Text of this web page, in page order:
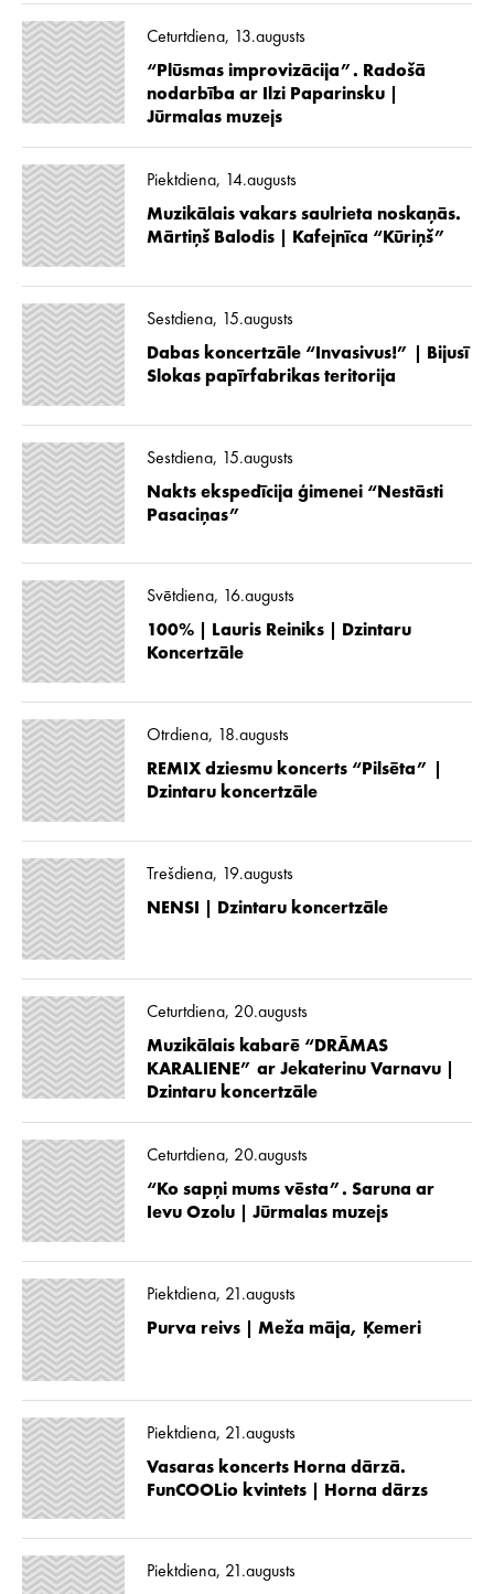
Ceturtdiena, 13.augusts
“Plūsmas improvizācija”. Radošā
nodarbība ar Ilzi Paparinsku |
Jūrmalas muzejs
Piektdiena, 14.augusts
Muzikālais vakars saulrieta noskaņās.
Mārtiņš Balodis | Kafejnīca “Kūriņš”
Sestdiena, 15.augusts
Dabas koncertzāle “Invasivus!” | Bijusī
Slokas papīrfabrikas teritorija
Sestdiena, 15.augusts
Nakts ekspedīcija ģimenei “Nestāsti
Pasaciņas”
Svētdiena, 16.augusts
100% | Lauris Reiniks | Dzintaru
Koncertzāle
Otrdiena, 18.augusts
REMIX dziesmu koncerts “Pilsēta” |
Dzintaru koncertzāle
Trešdiena, 19.augusts
NENSI | Dzintaru koncertzāle
Ceturtdiena, 20.augusts
Muzikālais kabarē “DRĀMAS
KARALIENE” ar Jekaterinu Varnavu |
Dzintaru koncertzāle
Ceturtdiena, 20.augusts
“Ko sapņi mums vēsta”. Saruna ar
Ievu Ozolu | Jūrmalas muzejs
Piektdiena, 21.augusts
Purva reivs | Meža māja, Ķemeri
Piektdiena, 21.augusts
Vasaras koncerts Horna dārzā.
FunCOOLio kvintets | Horna dārzs
Piektdiena, 21.augusts